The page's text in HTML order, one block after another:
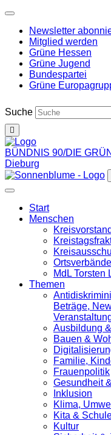
Weiter
Inhalt
Newsletter
Mitglied werden
Grüne Hessen
Grüne Jugend
Bundespartei
Grüne
Suche
BÜNDNIS 90/DIE
Dieburg
Start
Menschen
Kreisvorstand
Ortsverbände
MdL Torsten
Themen
Beträge,
Ausbildung
Bauen &
Familie,
Frauenpolitik
Gesundheit
Inklusion
Klima,
Kita &
Kultur